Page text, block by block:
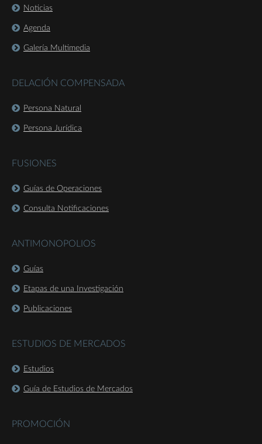
Noticias
Agenda
Galería Multimedia
DELACIÓN COMPENSADA
Persona Natural
Persona Jurídica
FUSIONES
Guías de Operaciones
Consulta Notificaciones
ANTIMONOPOLIOS
Guías
Etapas de una Investigación
Publicaciones
ESTUDIOS DE MERCADOS
Estudios
Guía de Estudios de Mercados
PROMOCIÓN